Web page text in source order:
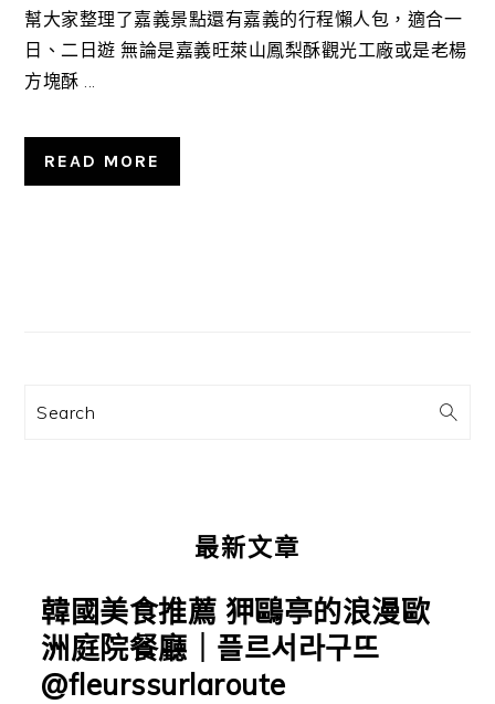
幫大家整理了嘉義景點還有嘉義的行程懶人包，適合一
日、二日遊 無論是嘉義旺萊山鳳梨酥觀光工廠或是老楊
方塊酥 ...
READ MORE
訊
Search
最新文章
韓國美食推薦 狎鷗亭的浪漫歐
洲庭院餐廳｜플르서라구뜨
@fleurssurlaroute